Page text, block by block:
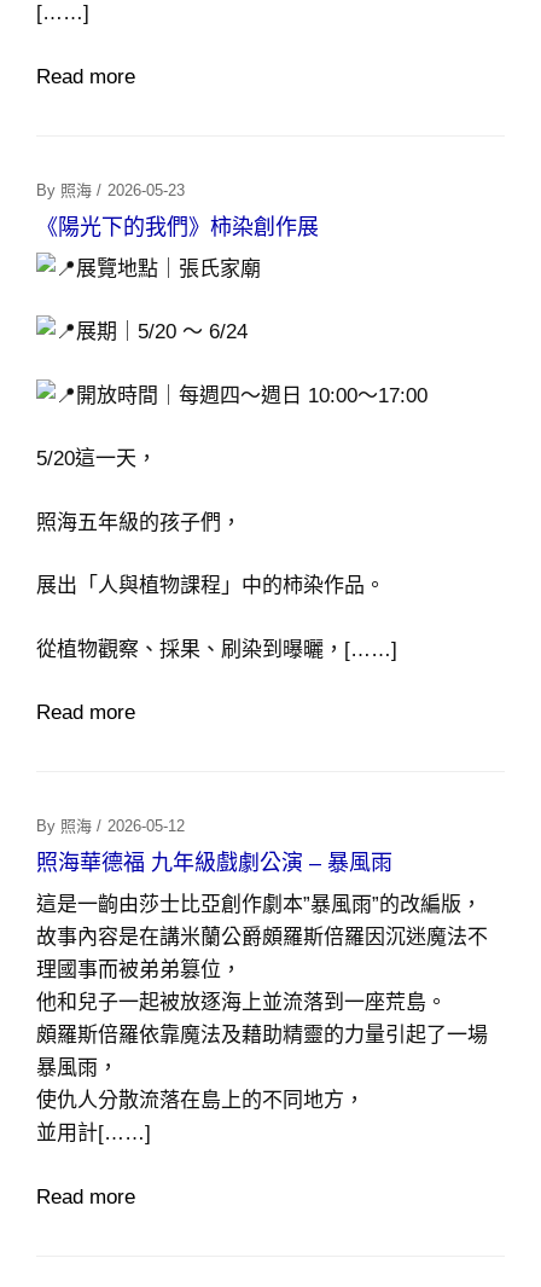
[……]
Read more
By 照海 / Posted
On
2026-05-23
《陽光下的我們》柿染創作展
展覽地點｜張氏家廟
展期｜5/20 ～ 6/24
開放時間｜每週四～週日 10:00～17:00
5/20這一天，
照海五年級的孩子們，
展出「人與植物課程」中的柿染作品。
從植物觀察、採果、刷染到曝曬，[……]
Read more
By 照海 / Posted
On
2026-05-12
照海華德福 九年級戲劇公演 – 暴風雨
這是一齣由莎士比亞創作劇本”暴風雨”的改編版，
故事內容是在講米蘭公爵頗羅斯倍羅因沉迷魔法不
理國事而被弟弟篡位，
他和兒子一起被放逐海上並流落到一座荒島。
頗羅斯倍羅依靠魔法及藉助精靈的力量引起了一場
暴風雨，
使仇人分散流落在島上的不同地方，
並用計[……]
Read more